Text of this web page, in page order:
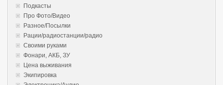
Подкасты
Про Фото/Видео
Разное/Посылки
Рации/радиостанции/радио
Своими руками
Фонари, АКБ, ЗУ
Цена выживания
Экипировка